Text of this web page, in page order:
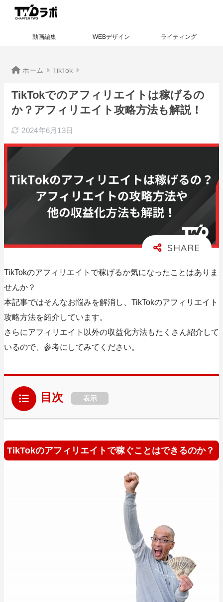
動画編集 WEBデザイン ライティング
ホーム TikTok
TikTokでのアフィリエイトは稼げるの
か？アフィリエイト攻略方法も解説！
2024年6月13日
TikTokのアフィリエイトで稼げるか気になったことはありま
せんか？
本記事ではそんなお悩みを解消し、TikTokのアフィリエイト
攻略方法を紹介しています。
さらにアフィリエイト以外の収益化方法もたくさん紹介して
いるので、参考にしてみてください。
目次 表示
TikTokのアフィリエイトで稼ぐことはできるのか？